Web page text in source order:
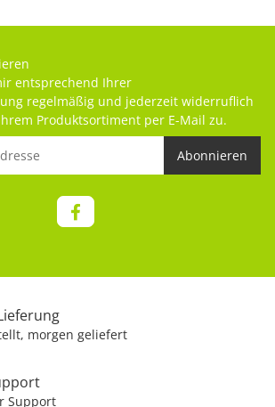
morgen geliefert
Support
entsprechend Ihrer
regelmäßig und jederzeit widerruflich
Produktsortiment per E-Mail zu.
Abonnieren